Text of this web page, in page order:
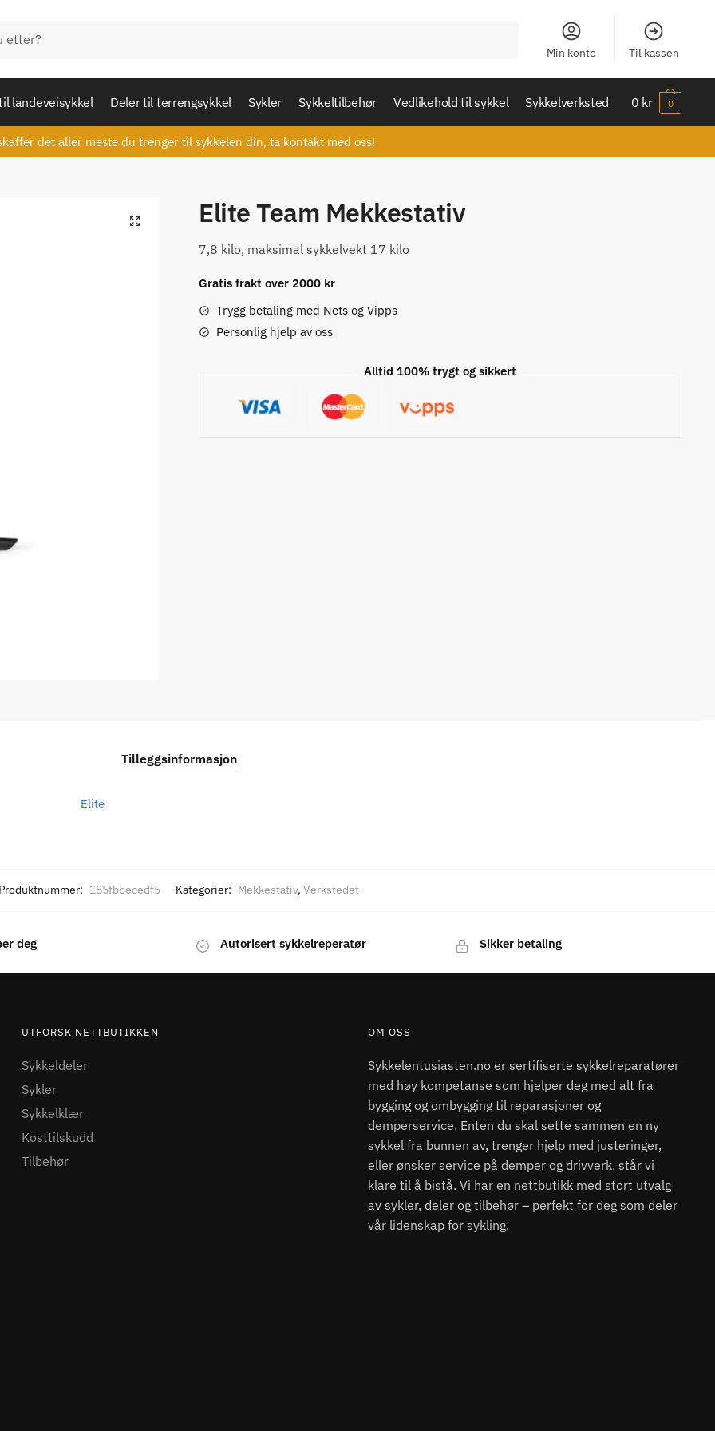
Min konto Til kassen
landeveisykkel Deler til terrengsykkel Sykler Sykkeltilbehør Vedlikehold til sykkel Sykkelverksted 0 kr 0
det aller meste du trenger til sykkelen din, ta kontakt med oss!
🔍 Elite Team Mekkestativ
7,8 kilo, maksimal sykkelvekt 17 kilo
Gratis frakt over 2000 kr
Trygg betaling med Nets og Vipps
Personlig hjelp av oss
Alltid 100% trygt og sikkert
Tilleggsinformasjon
Elite
Produktnummer: 185fbbecedf5 Kategorier: Mekkestativ, Verkstedet
deg Autorisert sykkelreperatør Sikker betaling
UTFORSK NETTBUTIKKEN
Sykkeldeler
Sykler
Sykkelklær
Kosttilskudd
Tilbehør
OM OSS
Sykkelentusiasten.no er sertifiserte sykkelreparatører
med høy kompetanse som hjelper deg med alt fra
bygging og ombygging til reparasjoner og
demperservice. Enten du skal sette sammen en ny
sykkel fra bunnen av, trenger hjelp med justeringer,
eller ønsker service på demper og drivverk, står vi
klare til å bistå. Vi har en nettbutikk med stort utvalg
av sykler, deler og tilbehør – perfekt for deg som deler
vår lidenskap for sykling.